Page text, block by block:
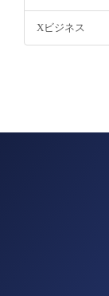
Xビジネス